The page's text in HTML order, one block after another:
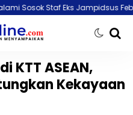
Jampidsus Febrie Adriansyah
KTT ASEAN,
Kekayaan